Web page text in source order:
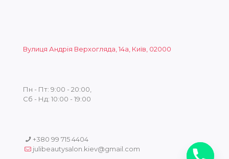
Вулиця Андрія Верхогляда, 14а, Київ, 02000
Пн - Пт: 9:00 - 20:00,
Сб - Нд: 10:00 - 19:00
+380 99 715 4404
julibeautysalon.kiev@gmail.com